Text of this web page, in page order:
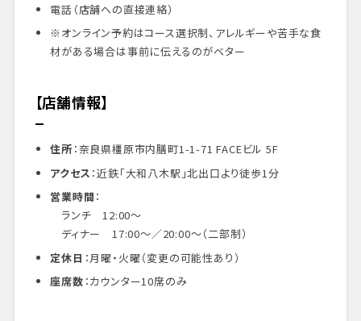
電話（店舗への直接連絡）
※オンライン予約はコース選択制、アレルギーや苦手な食
材がある場合は事前に伝えるのがベター
【店舗情報】
住所：奈良県橿原市内膳町1-1-71 FACEビル 5F
アクセス ：近鉄「大和八木駅」北出口より徒歩1分
営業時間 ：
ランチ 12:00〜
ディナー 17:00〜／20:00〜（二部制）
定休日 ：月曜・火曜（変更の可能性あり）
座席数 ：カウンター10席のみ